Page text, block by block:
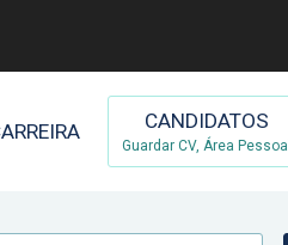
CANDIDATOS
Guardar CV, Área Pessoal